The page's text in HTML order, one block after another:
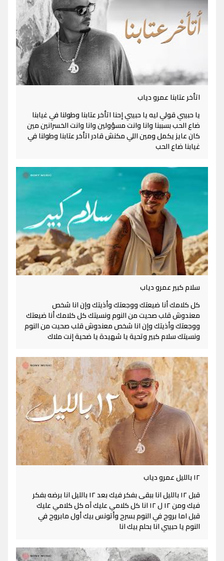
اتأخر عتابنا عمرو دياب
يا حبيبي قولي ليه يا حبيبي إحنا اتأخر عتابنا وطولنا في غيابنا
ضاع الحب بسببنا وانا وانت مسؤولين وانا وانت الخسرانين مين
كان عايز يكمل ومين اللي مكنش قادر اتأخر عتابنا وطولنا في
غيابنا ضاع الحب
سلام كبير عمرو دياب
كل كلامك أنا ضيعتك ووجعتك وأذيتك وإن انا شخص
معندوش قلب صحيت من النوم ونسيتك كل كلامك أنا ضيعتك
ووجعتك وأذيتك وإن انا شخص معندوش قلب صحيت من النوم
ونسيتك سلام كبير وتحية يا شهيدة يا ضحية إنت ملاك
١٢ بالليل عمرو دياب
قبل ١٢ بالليل انا ببقى بفكر فيك بعد ١٢ بالليل انا برضه بفكر
فيك ومن ١٢ ل ١٢ انا كل كلامي عليك آه كل كلامي عليك
قبل اما بروح في النوم بسرح وأتونس بيك أول مابروح في
النوم يا حبيبي انا بحلم بيك انا